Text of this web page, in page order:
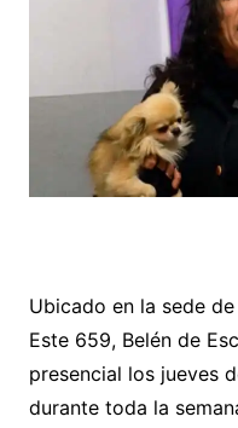
Ubicado en la sede
Este 659, Belén de
presencial los jueves
durante toda la